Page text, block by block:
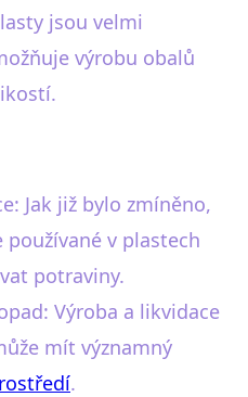
jsou velmi
výrobu obalů
Jak již bylo zmíněno,
v plastech
potraviny.
Výroba a likvidace
mít významný
.